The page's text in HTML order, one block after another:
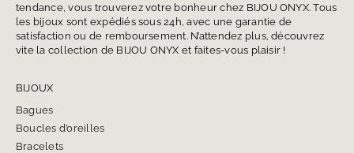
tendance, vous trouverez votre bonheur chez BIJOU ONYX. Tous
les bijoux sont expédiés sous 24h, avec une garantie de
satisfaction ou de remboursement. N’attendez plus, découvrez
vite la collection de BIJOU ONYX et faites-vous plaisir !
BIJOUX
Bagues
Boucles d’oreilles
Bracelets